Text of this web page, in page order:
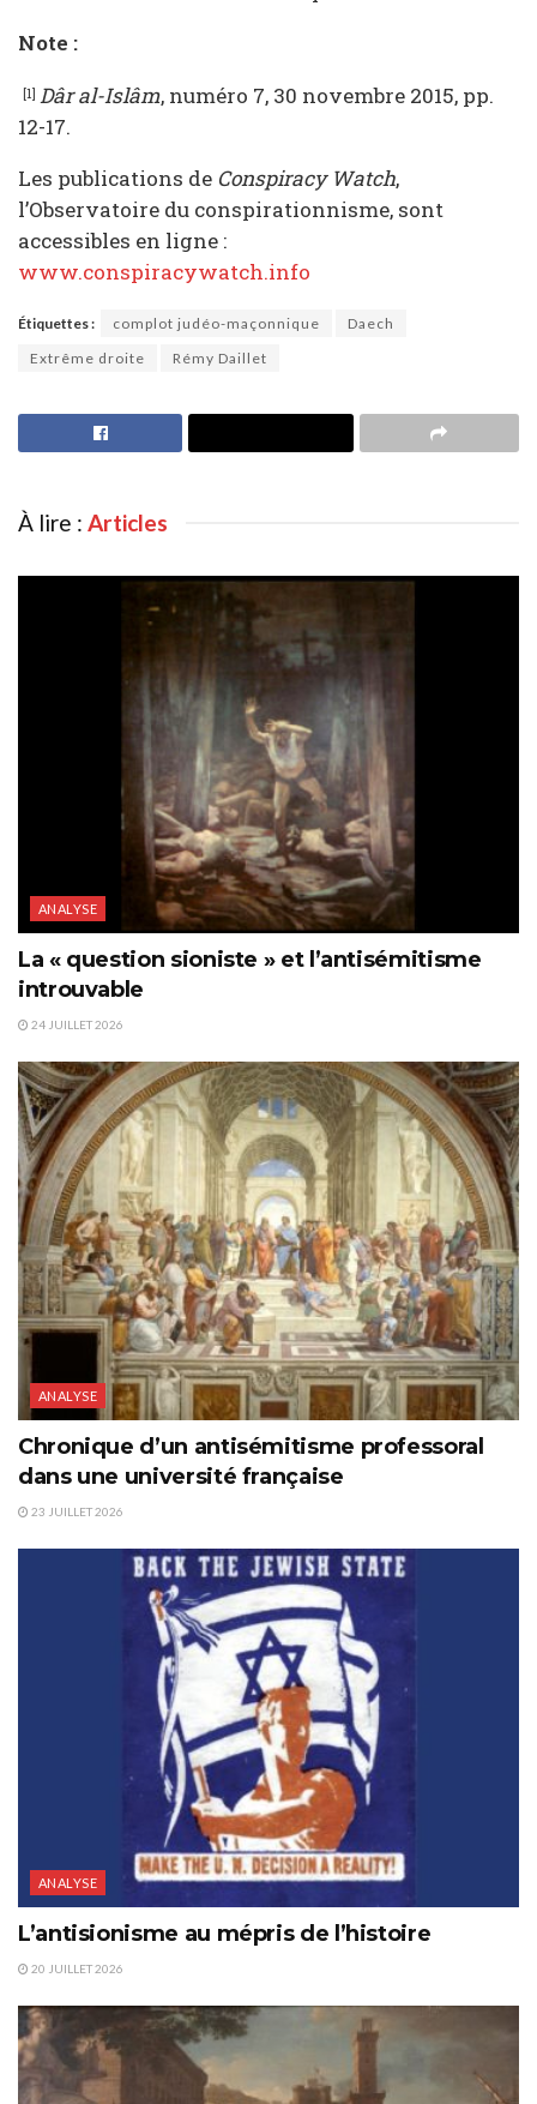
Note :
[1] Dâr al-Islâm, numéro 7, 30 novembre 2015, pp.
12-17.
Les publications de Conspiracy Watch,
l’Observatoire du conspirationnisme, sont
accessibles en ligne :
www.conspiracywatch.info
Étiquettes : complot judéo-maçonnique
Daech
Extrême droite
Rémy Daillet
À lire : Articles
ANALYSE
La « question sioniste » et l’antisémitisme
introuvable
24 JUILLET 2026
ANALYSE
Chronique d’un antisémitisme professoral
dans une université française
23 JUILLET 2026
ANALYSE
L’antisionisme au mépris de l’histoire
20 JUILLET 2026